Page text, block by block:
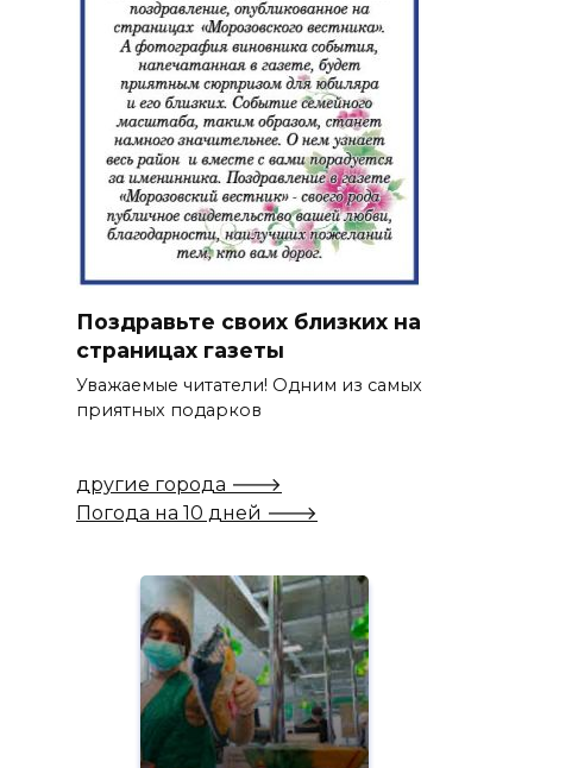
Поздравьте своих близких на
страницах газеты
Уважаемые читатели! Одним из самых
приятных подарков
другие города 🡒
Погода на 10 дней 🡒